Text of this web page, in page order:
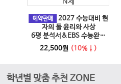
예약판매
2027 수능대비 현
자의 돌 윤리와 사상
6평 분석서&EBS 수능완성
연계 N제
22,500원 (10%↓)
이전 슬라이드
학년별 맞춤 추천 ZONE